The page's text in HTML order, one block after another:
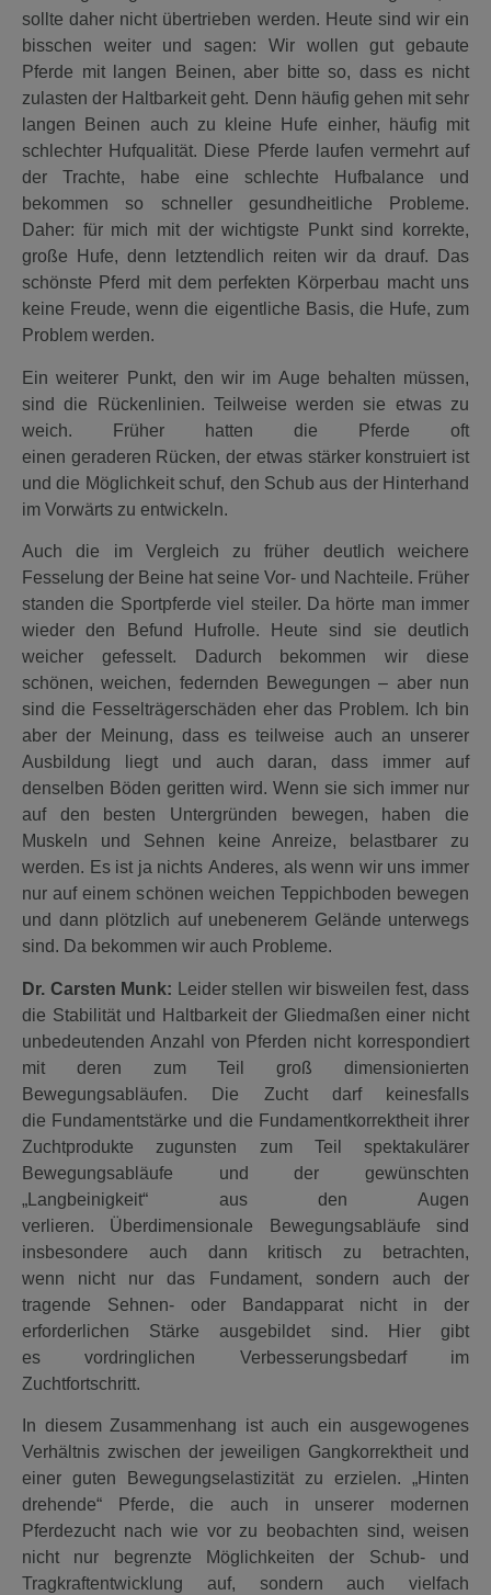
sollte daher nicht übertrieben werden. Heute sind wir ein
bisschen weiter und sagen: Wir wollen gut gebaute
Pferde mit langen Beinen, aber bitte so, dass es nicht
zulasten der Haltbarkeit geht. Denn häufig gehen mit sehr
langen Beinen auch zu kleine Hufe einher, häufig mit
schlechter Hufqualität. Diese Pferde laufen vermehrt auf
der Trachte, habe eine schlechte Hufbalance und
bekommen so schneller gesundheitliche Probleme.
Daher: für mich mit der wichtigste Punkt sind korrekte,
große Hufe, denn letztendlich reiten wir da drauf. Das
schönste Pferd mit dem perfekten Körperbau macht uns
keine Freude, wenn die eigentliche Basis, die Hufe, zum
Problem werden.
Ein weiterer Punkt, den wir im Auge behalten müssen,
sind die Rückenlinien. Teilweise werden sie etwas zu
weich. Früher hatten die Pferde oft
einen geraderen Rücken, der etwas stärker konstruiert ist
und die Möglichkeit schuf, den Schub aus der Hinterhand
im Vorwärts zu entwickeln.
Auch die im Vergleich zu früher deutlich weichere
Fesselung der Beine hat seine Vor- und Nachteile. Früher
standen die Sportpferde viel steiler. Da hörte man immer
wieder den Befund Hufrolle. Heute sind sie deutlich
weicher gefesselt. Dadurch bekommen wir diese
schönen, weichen, federnden Bewegungen – aber nun
sind die Fesselträgerschäden eher das Problem. Ich bin
aber der Meinung, dass es teilweise auch an unserer
Ausbildung liegt und auch daran, dass immer auf
denselben Böden geritten wird. Wenn sie sich immer nur
auf den besten Untergründen bewegen, haben die
Muskeln und Sehnen keine Anreize, belastbarer zu
werden. Es ist ja nichts Anderes, als wenn wir uns immer
nur auf einem schönen weichen Teppichboden bewegen
und dann plötzlich auf unebenerem Gelände unterwegs
sind. Da bekommen wir auch Probleme.
Dr. Carsten Munk:
Leider stellen wir bisweilen fest, dass
die Stabilität und Haltbarkeit der Gliedmaßen einer nicht
unbedeutenden Anzahl von Pferden nicht korrespondiert
mit deren zum Teil groß dimensionierten
Bewegungsabläufen. Die Zucht darf keinesfalls
die Fundamentstärke und die Fundamentkorrektheit ihrer
Zuchtprodukte zugunsten zum Teil spektakulärer
Bewegungsabläufe und der gewünschten
„Langbeinigkeit“ aus den Augen
verlieren. Überdimensionale Bewegungsabläufe sind
insbesondere auch dann kritisch zu betrachten,
wenn nicht nur das Fundament, sondern auch der
tragende Sehnen- oder Bandapparat nicht in der
erforderlichen Stärke ausgebildet sind. Hier gibt
es vordringlichen Verbesserungsbedarf im
Zuchtfortschritt.
In diesem Zusammenhang ist auch ein ausgewogenes
Verhältnis zwischen der jeweiligen Gangkorrektheit und
einer guten Bewegungselastizität zu erzielen. „Hinten
drehende“ Pferde, die auch in unserer modernen
Pferdezucht nach wie vor zu beobachten sind, weisen
nicht nur begrenzte Möglichkeiten der Schub- und
Tragkraftentwicklung auf, sondern auch vielfach